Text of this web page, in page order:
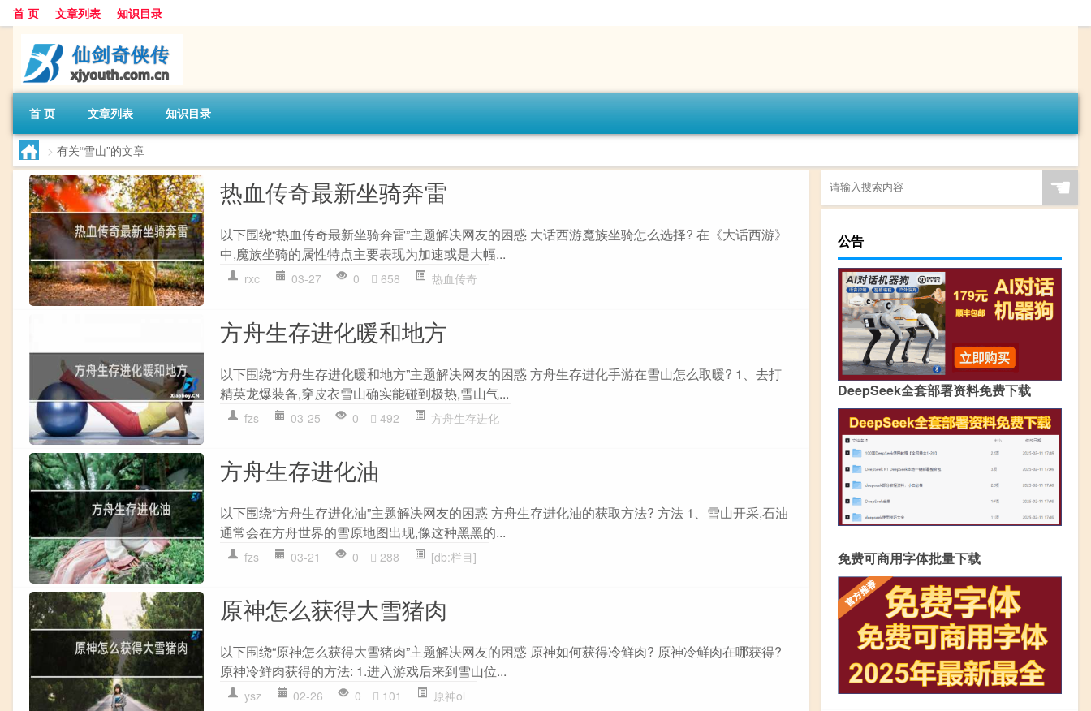
首 页 文章列表 知识目录
首 页 文章列表 知识目录
> 有关“雪山”的文章
热血传奇最新坐骑奔雷
以下围绕“热血传奇最新坐骑奔雷”主题解决网友的困惑 大话西游魔族坐骑怎么选择? 在《大话西游》
中,魔族坐骑的属性特点主要表现为加速或是大幅...
rxc 03-27 0 658 热血传奇
方舟生存进化暖和地方
以下围绕“方舟生存进化暖和地方”主题解决网友的困惑 方舟生存进化手游在雪山怎么取暖? 1、去打
精英龙爆装备,穿皮衣雪山确实能碰到极热,雪山气...
fzs 03-25 0 492 方舟生存进化
方舟生存进化油
以下围绕“方舟生存进化油”主题解决网友的困惑 方舟生存进化油的获取方法? 方法 1、雪山开采,石油
通常会在方舟世界的雪原地图出现,像这种黑黑的...
fzs 03-21 0 288 [db:栏目]
原神怎么获得大雪猪肉
以下围绕“原神怎么获得大雪猪肉”主题解决网友的困惑 原神如何获得冷鲜肉? 原神冷鲜肉在哪获得?
原神冷鲜肉获得的方法: 1.进入游戏后来到雪山位...
ysz 02-26 0 101 原神ol
☚
公告
DeepSeek全套部署资料免费下载
免费可商用字体批量下载